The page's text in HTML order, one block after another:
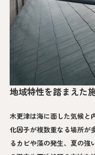
地域特性を踏まえた
木更津は海に面した気候と
化因子が複数重なる場所が
るカビや藻の発生、夏の強